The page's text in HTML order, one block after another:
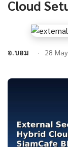
Cloud
อ.บอม 28